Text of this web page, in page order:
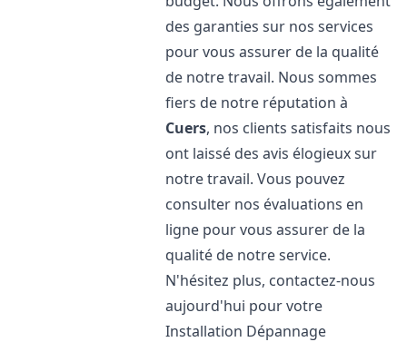
des garanties sur nos services
pour vous assurer de la qualité
de notre travail. Nous sommes
fiers de notre réputation à
Cuers, nos clients satisfaits nous
ont laissé des avis élogieux sur
notre travail. Vous pouvez
consulter nos évaluations en
ligne pour vous assurer de la
qualité de notre service.
N'hésitez plus, contactez-nous
aujourd'hui pour votre
Installation Dépannage